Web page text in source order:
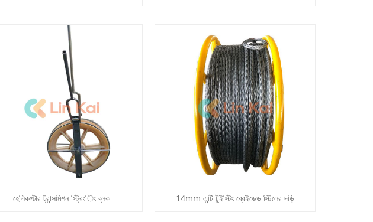
হেলিকপ্টার ট্রান্সমিশন স্ট্রিংিং ব্লক 14mm এন্টি টুইস্টিং ব্রেইডেড স্টিলের দড়ি